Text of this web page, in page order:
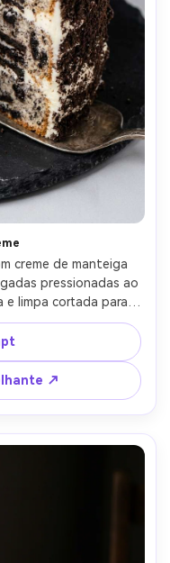
creme de manteiga
pressionadas ao
e limpa cortada para
dentro, em uma
softbox, tirada
de sobremesa
AR 4:5↗